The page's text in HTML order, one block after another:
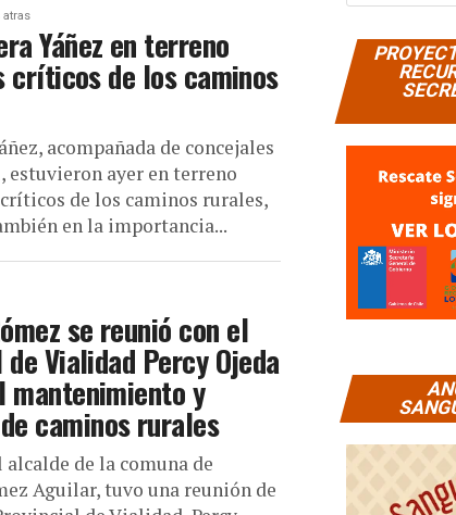
atras
Yáñez en terreno
críticos de los caminos
acompañada de concejales
ayer en terreno
de los caminos rurales,
en la importancia...
se reunió con el
Vialidad Percy Ojeda
mantenimiento y
caminos rurales
de la comuna de
Aguilar, tuvo una reunión de